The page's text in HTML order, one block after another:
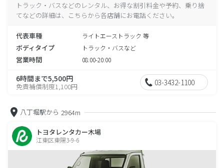
トラック・バスなどのレンタル、お得な割引料金や予約、乗り捨
てなどの詳細は、こちらから各店舗にお電話ください。
代表車種 ライトエーストラック 等
ボディタイプ トラック・バスなど
営業時間 08:00-20:00
6時間まで5,500円
免責補償制度1,100円 03-3432-1100
八丁堀駅から 2964m
トヨタレンタカー木場
江東区東陽3-9-6